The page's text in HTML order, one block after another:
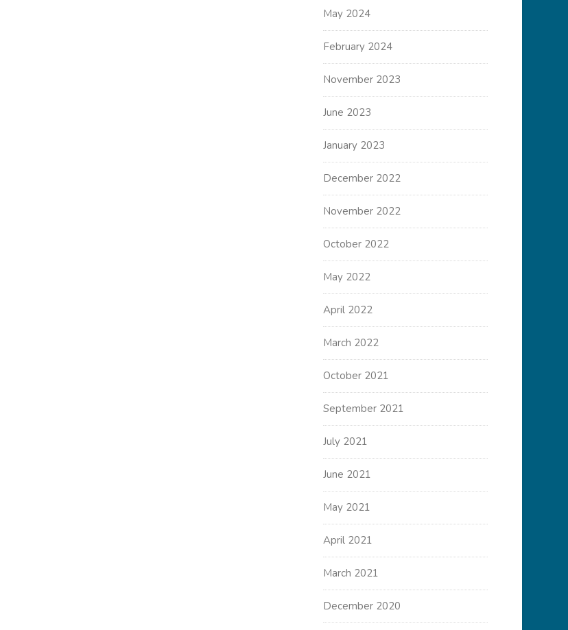
May 2024
February 2024
November 2023
June 2023
January 2023
December 2022
November 2022
October 2022
May 2022
April 2022
March 2022
October 2021
September 2021
July 2021
June 2021
May 2021
April 2021
March 2021
December 2020